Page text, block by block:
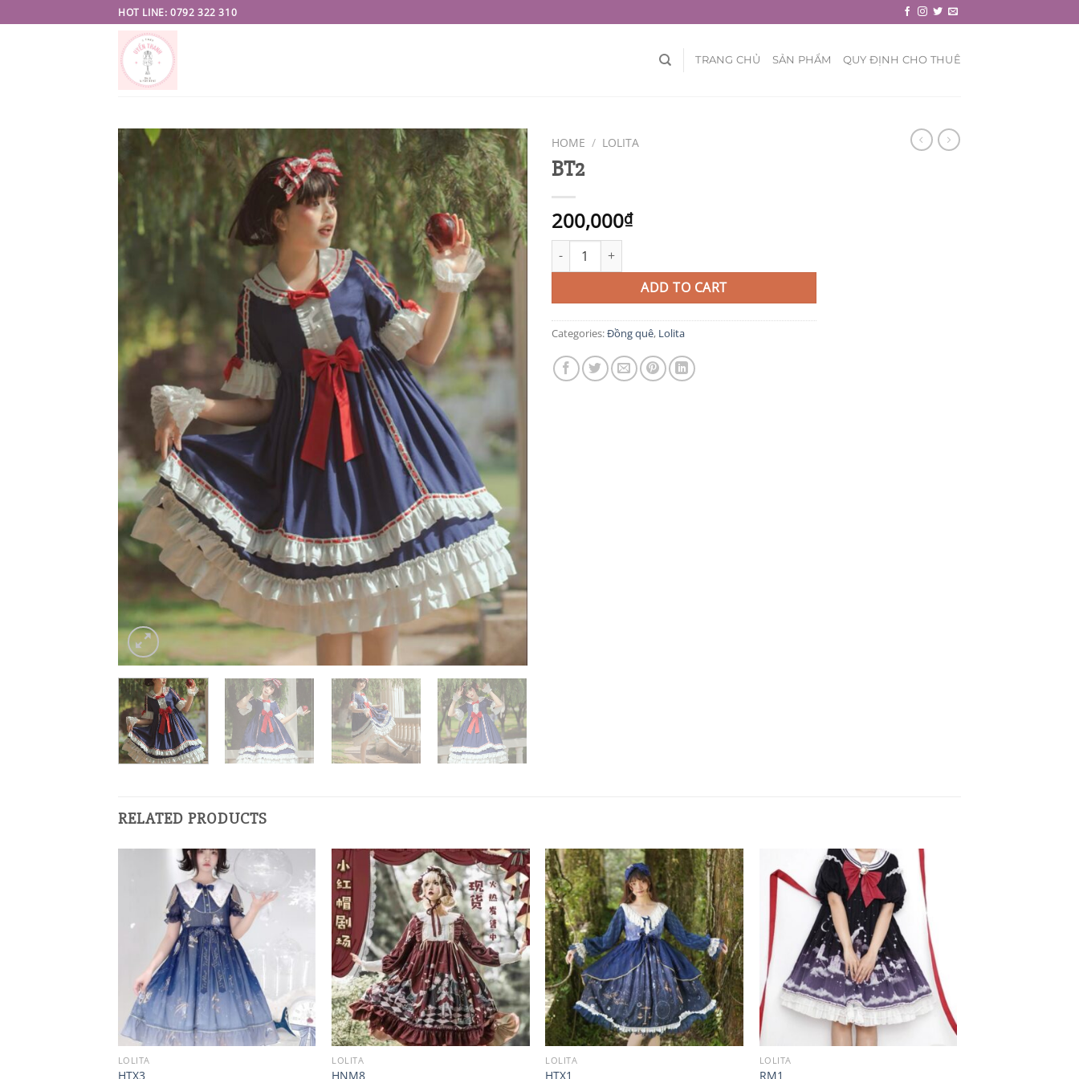
to
HOT LINE: 0792 322 310
TRANG CHỦ SẢN PHẨM QUY ĐỊNH CHO THUÊ
HOME / LOLITA
BT2
200,000₫
BT2 quantity
ADD TO CART
Categories:Đồng quê, Lolita
RELATED PRODUCTS
LOLITA
HTX3
LOLITA
HNM8
LOLITA
HTX1
LOLITA
RM1